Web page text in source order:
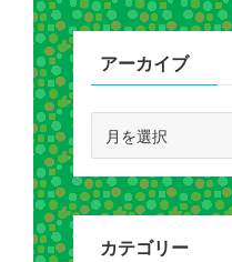
アーカイブ
カ
イ
ブ
カテゴリー